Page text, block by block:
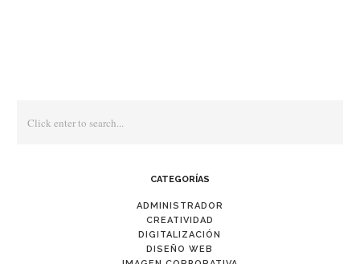
CATEGORÍAS
ADMINISTRADOR
CREATIVIDAD
DIGITALIZACIÓN
DISEÑO WEB